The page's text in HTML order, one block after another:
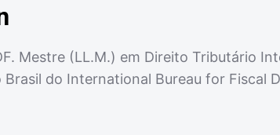
Mestre (LL.M.) em Direito Tributário
do International Bureau for Fiscal